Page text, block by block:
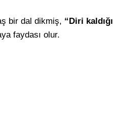
bir dal dikmiş, “Diri kaldığı
faydası olur.